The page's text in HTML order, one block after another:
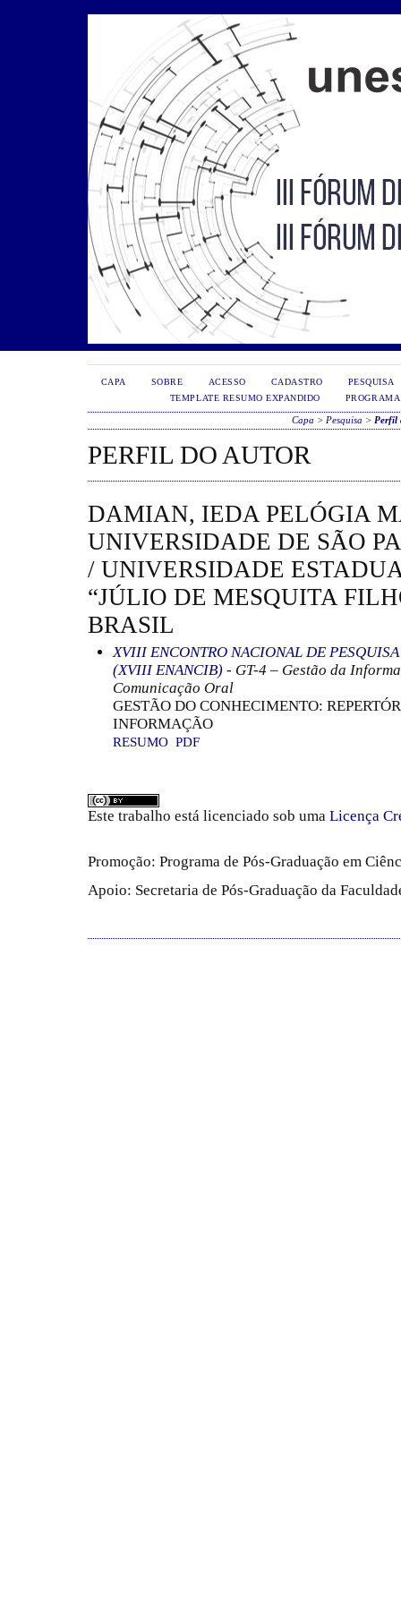
CAPA SOBRE ACESSO CADASTRO
PESQUISA
TEMPLATE RESUMO EXPANDIDO
PROGRAMA
Capa > Pesquisa > Perfil
PERFIL DO AUTOR
DAMIAN, IEDA PELÓGIA
UNIVERSIDADE DE SÃO
/ UNIVERSIDADE
“JÚLIO DE MESQUITA
BRASIL
XVIII ENCONTRO NACIONAL DE
(XVIII ENANCIB) - GT-4 – Gestão da
Comunicação Oral
GESTÃO DO CONHECIMENTO:
INFORMAÇÃO
RESUMO PDF
Este trabalho está licenciado sob uma Licença
Promoção: Programa de Pós-Graduação em
Apoio: Secretaria de Pós-Graduação da